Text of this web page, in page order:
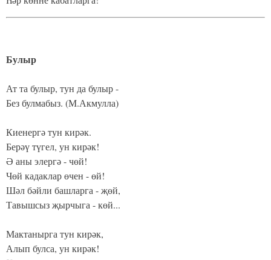
Булыр
Ат та булыр, тун да булыр -
Без булмабыз. (М.Акмулла)
Киенергә тун кирәк.
Берәү түгел, ун кирәк!
Ә аны элергә - чөй!
Чөй кадаклар өчен - өй!
Шәл бәйли башларга - җөй,
Тавышсыз җырчыга - көй...
Мактанырга тун кирәк,
Алып булса, ун кирәк!